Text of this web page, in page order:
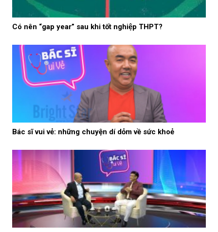
Có nên “gap year” sau khi tốt nghiệp THPT?
Bác sĩ vui vẻ: những chuyện dí dỏm về sức khoẻ